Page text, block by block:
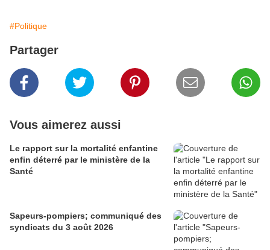
#Politique
Partager
Vous aimerez aussi
Le rapport sur la mortalité enfantine
enfin déterré par le ministère de la
Santé
Sapeurs-pompiers; communiqué des
syndicats du 3 août 2026